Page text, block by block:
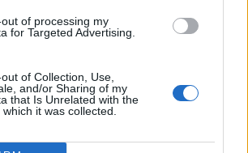
of processing my
for Targeted Advertising.
of Collection, Use,
and/or Sharing of my
that Is Unrelated with the
it was collected.
hétfő